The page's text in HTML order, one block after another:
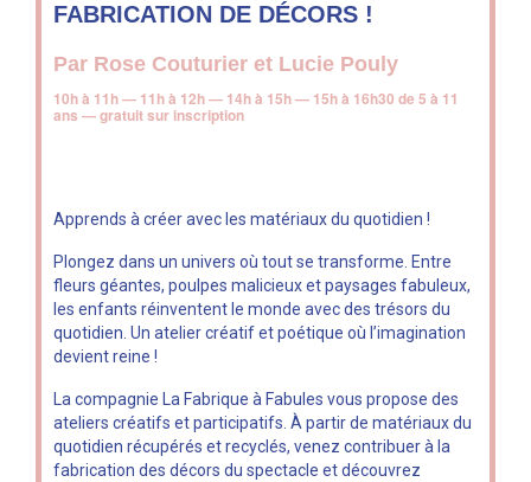
FABRICATION DE DÉCORS !
Par Rose Couturier et Lucie Pouly
10h à 11h — 11h à 12h — 14h à 15h — 15h à 16h30 de 5 à 11
ans — gratuit sur inscription
Apprends à créer avec les matériaux du quotidien !
Plongez dans un univers où tout se transforme. Entre
fleurs géantes, poulpes malicieux et paysages fabuleux,
les enfants réinventent le monde avec des trésors du
quotidien. Un atelier créatif et poétique où l’imagination
devient reine !
La compagnie La Fabrique à Fabules vous propose des
ateliers créatifs et participatifs. À partir de matériaux du
quotidien récupérés et recyclés, venez contribuer à la
fabrication des décors du spectacle et découvrez